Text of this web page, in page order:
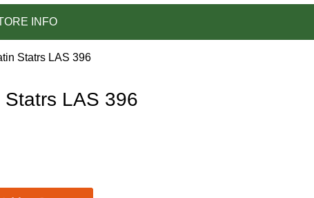
INFO
Statrs LAS 396
LAS 396